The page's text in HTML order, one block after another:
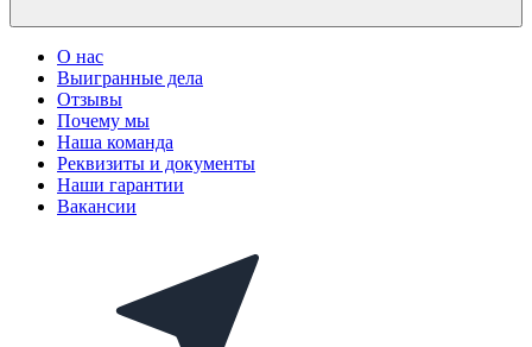
О нас
Выигранные дела
Отзывы
Почему мы
Наша команда
Реквизиты и документы
Наши гарантии
Вакансии